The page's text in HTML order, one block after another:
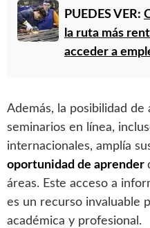
PUEDES VER:
la ruta más
acceder a
Además, la posibilidad
seminarios en línea,
internacionales, amplía
oportunidad de aprender
áreas. Este acceso a
es un recurso invaluable
académica y profesional.